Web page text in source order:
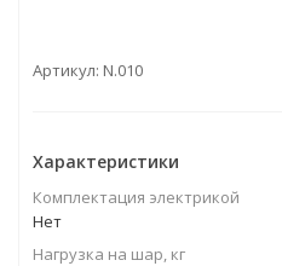
Артикул: N.010
Характеристики
Комплектация электрикой
Нет
Нагрузка на шар, кг